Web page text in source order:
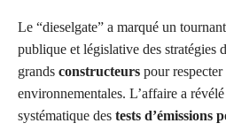
Le “dieselgate” a marqué un
publique et législative des stratégies
grands constructeurs pour respecter
environnementales. L’affaire a
systématique des tests d’émissions